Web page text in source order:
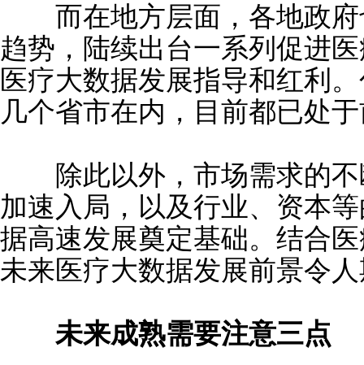
而在地方层面，各地政府
趋势，陆续出台一系列促进
医疗大数据发展指导和红利
几个省市在内，目前都已处
除此以外，市场需求的不
加速入局，以及行业、资本
据高速发展奠定基础。结合
未来医疗大数据发展前景令
未来成熟需要注意三点